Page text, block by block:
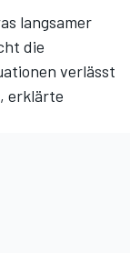
langsamer
die
verlässt
erklärte